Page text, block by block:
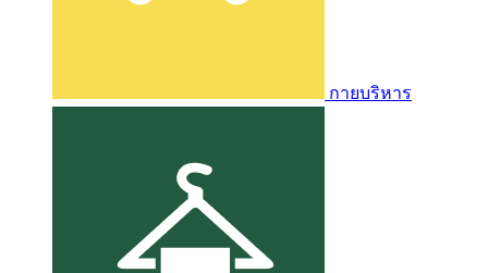
กายบริหาร